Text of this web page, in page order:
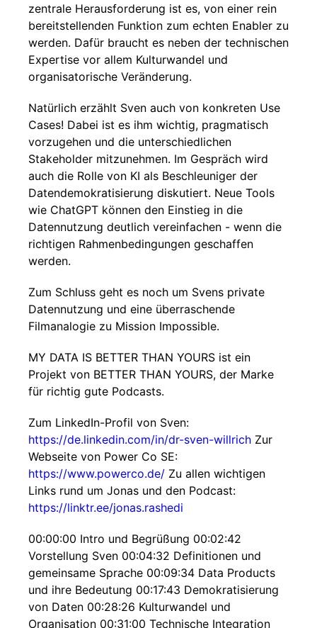
zentrale Herausforderung ist es, von einer rein
bereitstellenden Funktion zum echten Enabler zu
werden. Dafür braucht es neben der technischen
Expertise vor allem Kulturwandel und
organisatorische Veränderung.
Natürlich erzählt Sven auch von konkreten Use
Cases! Dabei ist es ihm wichtig, pragmatisch
vorzugehen und die unterschiedlichen
Stakeholder mitzunehmen. Im Gespräch wird
auch die Rolle von KI als Beschleuniger der
Datendemokratisierung diskutiert. Neue Tools
wie ChatGPT können den Einstieg in die
Datennutzung deutlich vereinfachen - wenn die
richtigen Rahmenbedingungen geschaffen
werden.
Zum Schluss geht es noch um Svens private
Datennutzung und eine überraschende
Filmanalogie zu Mission Impossible.
MY DATA IS BETTER THAN YOURS ist ein
Projekt von BETTER THAN YOURS, der Marke
für richtig gute Podcasts.
Zum LinkedIn-Profil von Sven:
https://de.linkedin.com/in/dr-sven-willrich Zur
Webseite von Power Co SE:
https://www.powerco.de/ Zu allen wichtigen
Links rund um Jonas und den Podcast:
https://linktr.ee/jonas.rashedi
00:00:00 Intro und Begrüßung 00:02:42
Vorstellung Sven 00:04:32 Definitionen und
gemeinsame Sprache 00:09:34 Data Products
und ihre Bedeutung 00:17:43 Demokratisierung
von Daten 00:28:26 Kulturwandel und
Organisation 00:31:00 Technische Integration